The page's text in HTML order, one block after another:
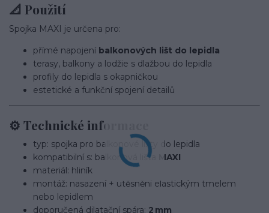
📐 Použití
Spojka MAXI je určena pro:
přímé napojení balkonových lišt do lepidla
terasy, balkony a lodžie s dlažbou do lepidla
profily do lepidla s okapničkou
estetické a funkční spojení detailů
⚙️ Technické informace
typ: spojka pro balkonové lišty do lepidla
kompatibilní s: balkonová lišta
MAXI
materiál: hliník
montáž: nasazení + utěsnění elastickým tmelem
nebo lepidlem
doporučená dilatační spára: 2 mm